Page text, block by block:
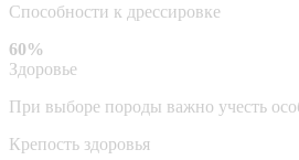
Способности к дрессировке
60%
Здоровье
При выборе породы важно учесть
Крепость здоровья